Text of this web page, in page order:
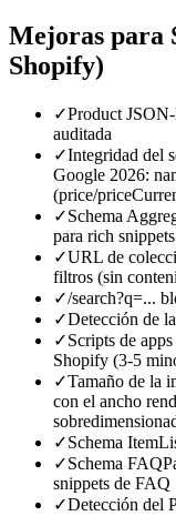
Mejoras para
Shopify)
✓Product
auditada
✓Integridad del
Google 2026:
(price/
✓Schema
para rich
✓URL de
filtros (sin
✓/search?q=...
✓Detección de
✓Scripts de
Shopify (3-5
✓Tamaño de la
con el ancho
✓Schema
✓Schema
snippets de FAQ
✓Detección del